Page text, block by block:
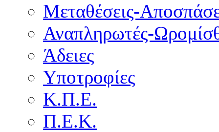
Μεταθέσεις-
Αναπληρωτές-
Άδειες
Υποτροφίες
Κ.Π.Ε.
Π.Ε.Κ.